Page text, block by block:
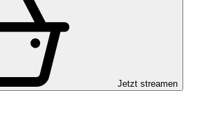
Jetzt streamen